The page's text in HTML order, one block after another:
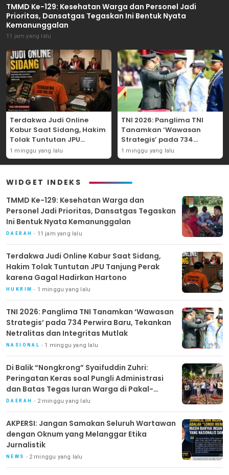
TMMD Ke-129: Kesehatan Warga dan Personel Jadi
Prioritas, Dansatgas Tegaskan Ini Bentuk Nyata
Kemanunggalan
11 jam yang lalu
Terdakwa Judi Online
Kabur Saat Sidang, Hakim
Tolak Tuntutan JPU
Tanjung Perak karena
Gagal Hadirkan Hartono
1 minggu yang lalu
TNI 2026: Panglima TNI
Tanamkan ‘Wawasan
Strategis’ pada 734
Perwira Baru, Tekankan
Netralitas dan Integritas
1 minggu yang lalu
WIDGET INDEKS
TMMD Ke-129: Kesehatan Warga dan
Personel Jadi Prioritas, Dansatgas Tegaskan
Ini Bentuk Nyata Kemanunggalan
DAERAH 11 jam yang lalu
Terdakwa Judi Online Kabur Saat Sidang,
Hakim Tolak Tuntutan JPU Tanjung Perak
karena Gagal Hadirkan Hartono
HUKRIM 1 minggu yang lalu
TNI 2026: Panglima TNI Tanamkan ‘Wawasan
Strategis’ pada 734 Perwira Baru, Tekankan
Netralitas dan Integritas Mutlak
NASIONAL 1 minggu yang lalu
Di Balik “Nongkrong” Syaifuddin Zuhri:
Peringatan Keras soal Pungli Administrasi
dan Batas Tegas Iuran Warga di Pakal-
Benowo
DAERAH 2 minggu yang lalu
AKPERSI: Jangan Samakan Seluruh Wartawan
dengan Oknum yang Melanggar Etika
Jurnalistik
NEWS 2 minggu yang lalu